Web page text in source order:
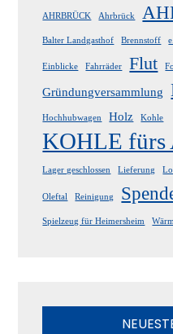
AHRBRÜCK Ahrbrück
Balter Landgasthof Brennstoff
Einblicke Fahrräder Flut
Gründungversammlung
Hochhubwagen Holz Kohle
KOHLE fürs
Lager geschlossen Lieferung
Oleftal Reinigung
Spielzeug für Heimersheim